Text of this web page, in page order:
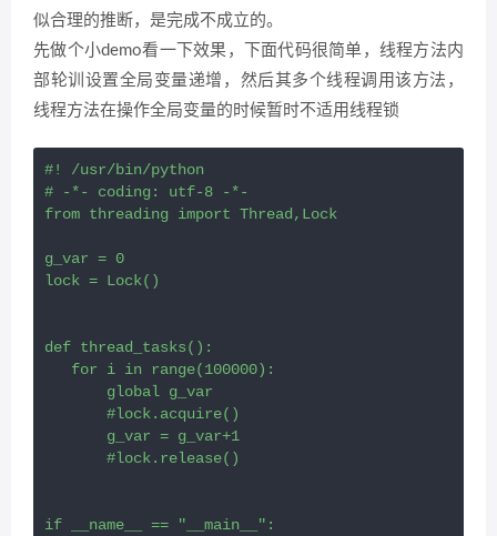
似合理的推断，是完成不成立的。
先做个小demo看一下效果，下面代码很简单，线程方法内
部轮训设置全局变量递增，然后其多个线程调用该方法，
线程方法在操作全局变量的时候暂时不适用线程锁
#! /usr/bin/python
# -*- coding: utf-8 -*-
from threading import Thread,Lock
g_var = 0
lock = Lock()
def thread_tasks():
   for i in range(100000):
       global g_var
       #lock.acquire()
       g_var = g_var+1
       #lock.release()
if __name__ == "__main__":